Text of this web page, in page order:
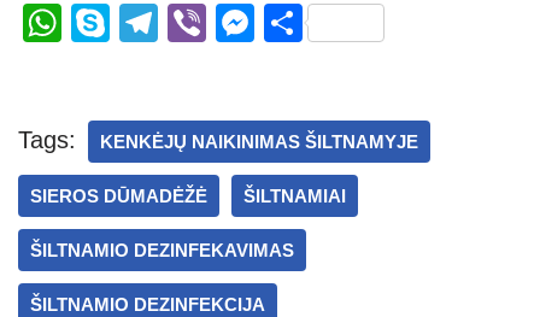
W
s
A
p
p
S
e
T
gr
a
m
Vi
M
e
n
g
er
S
e
Tags: KENKĖJŲ NAIKINIMAS ŠILTNAMYJE
SIEROS DŪMADĖŽĖ ŠILTNAMIAI
ŠILTNAMIO DEZINFEKAVIMAS
ŠILTNAMIO DEZINFEKCIJA